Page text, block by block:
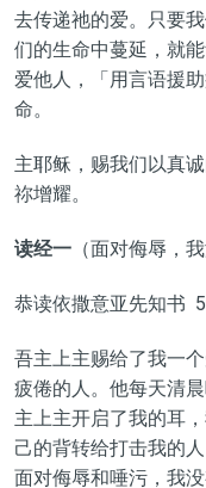
去传递祂的爱。只要
们的生命中蔓延，就
爱他人，「用言语援
命。
主耶稣，赐我们以真
祢增耀。
读经一（面对侮辱，我
恭读依撒意亚先知书
吾主上主赐给了我一
疲倦的人。他每天清
主上主开启了我的耳
己的背转给打击我的
面对侮辱和唾污，我